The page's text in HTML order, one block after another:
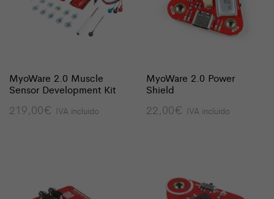
MyoWare 2.0 Muscle
Sensor Development Kit
219,00€ IVA incluido
MyoWare 2.0 Power
Shield
22,00€ IVA incluido